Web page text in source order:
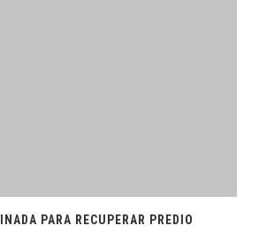
PARA RECUPERAR PREDIO